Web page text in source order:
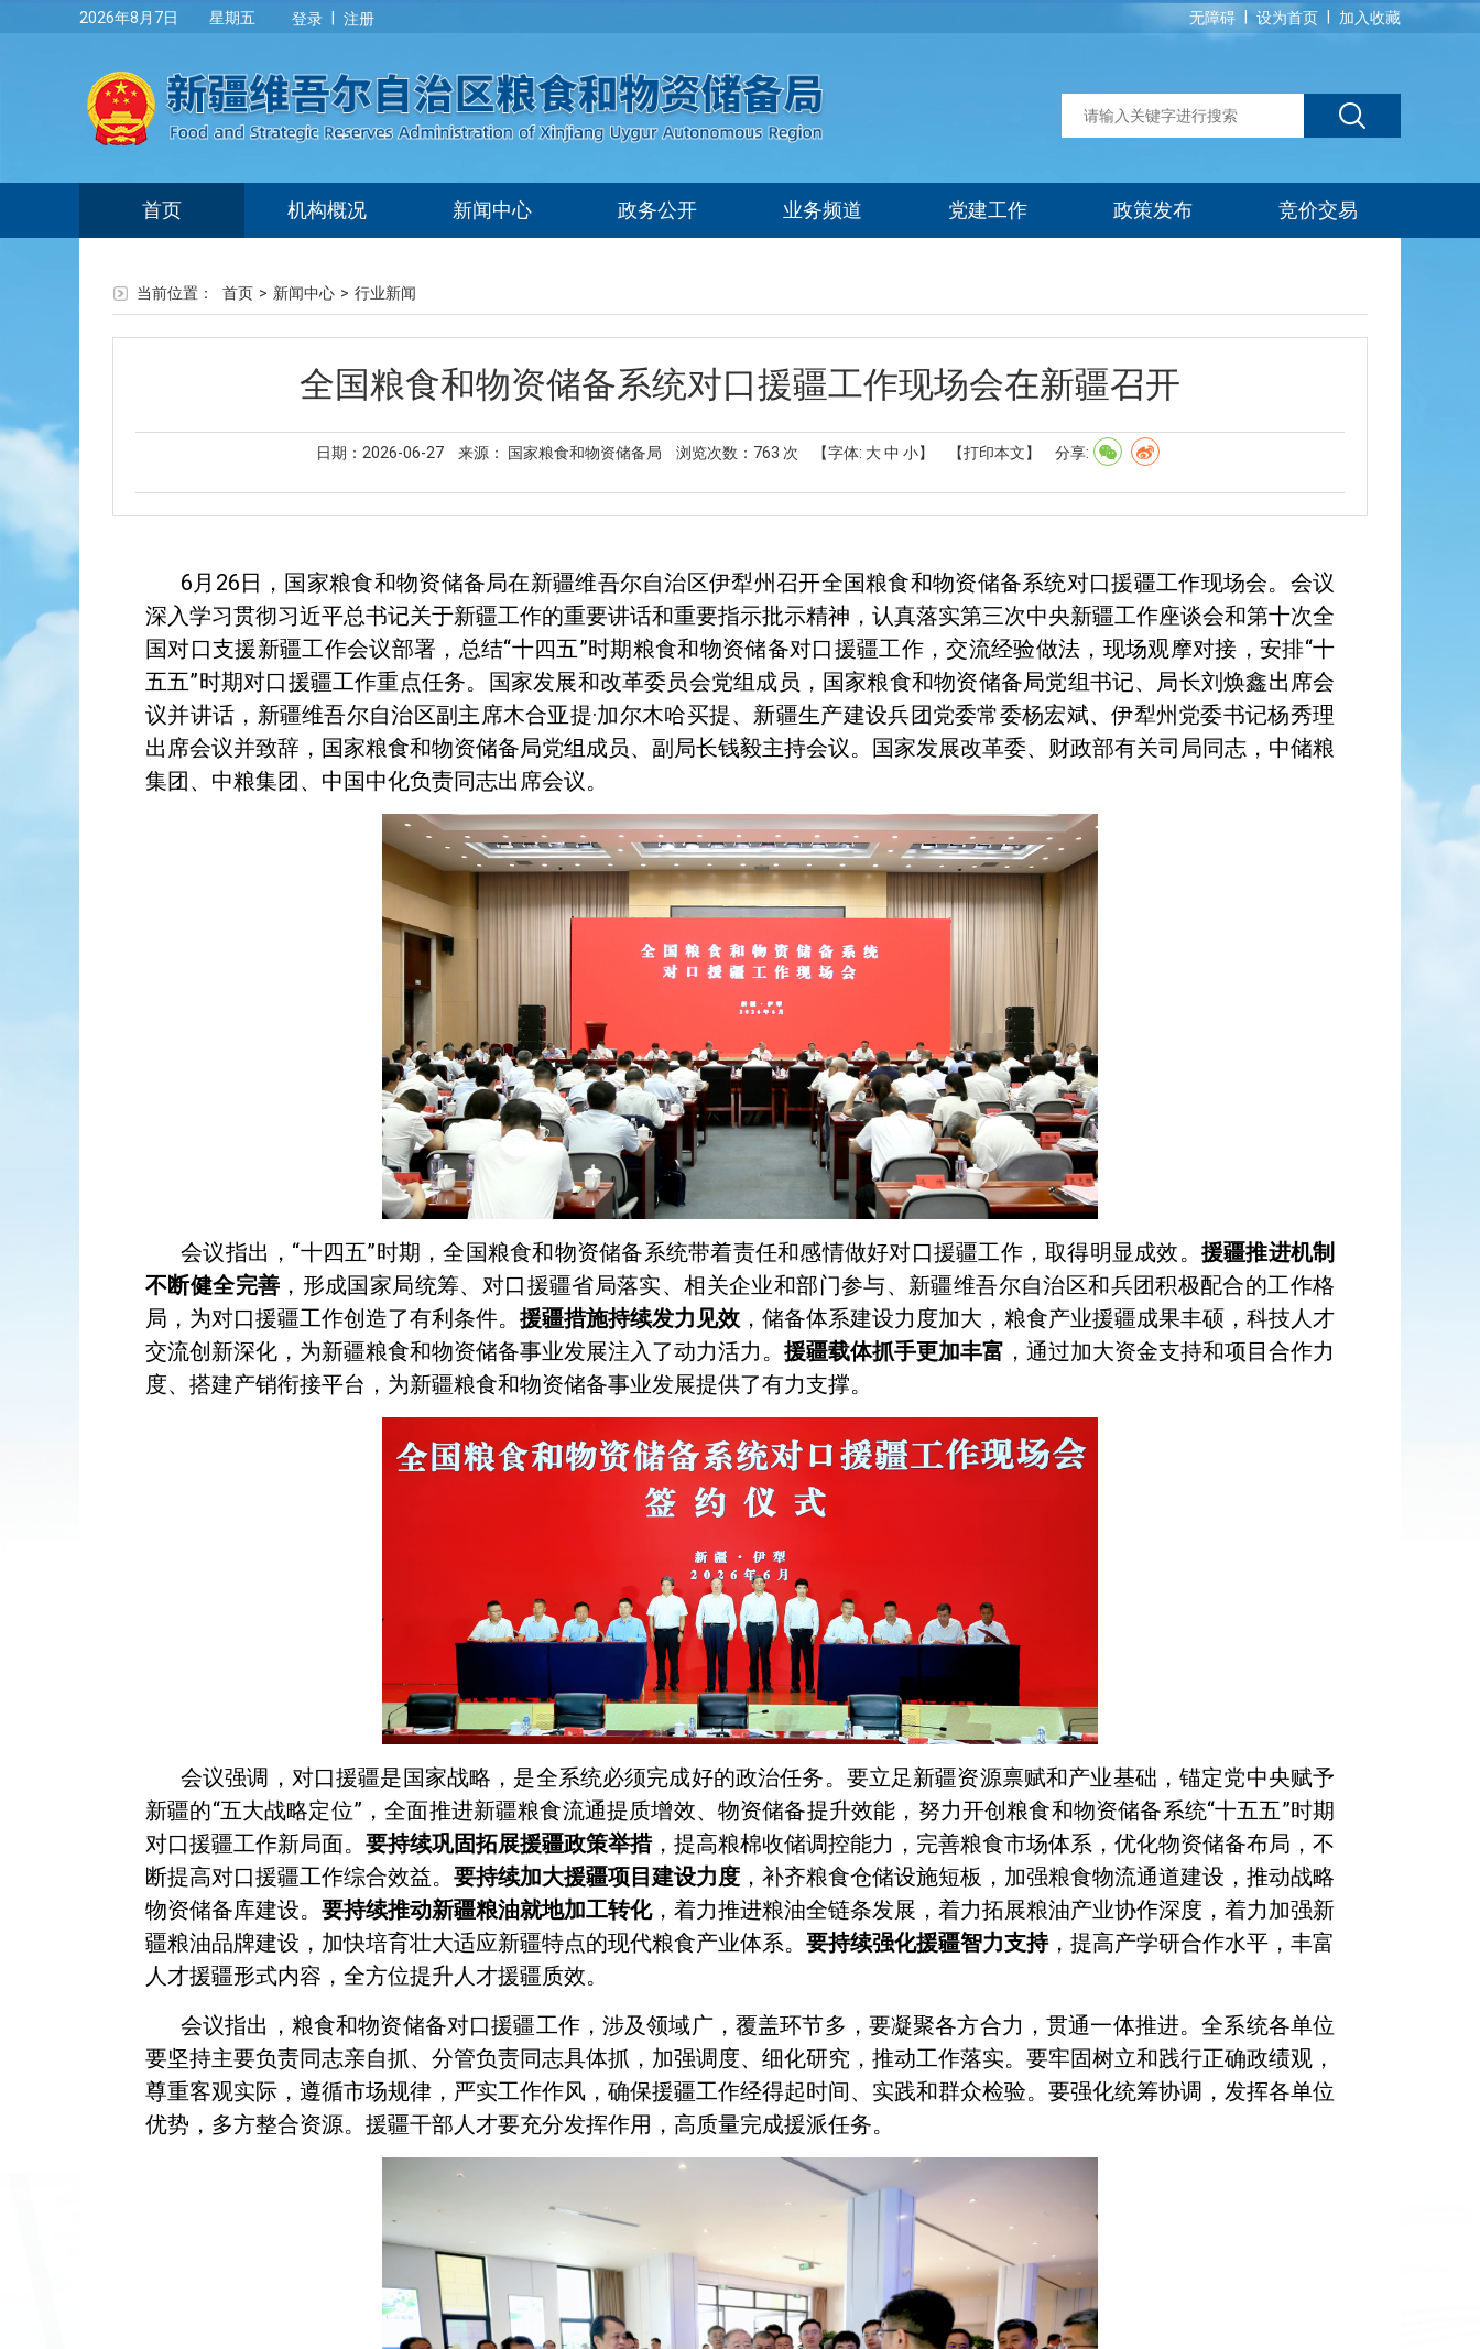
2026年8月7日 星期五 登录 注册 无障碍 设为首页 加入收藏
首页 机构概况 新闻中心 政务公开 业务频道 党建工作 政策发布 竞价交易
当前位置： 首页 > 新闻中心 > 行业新闻
全国粮食和物资储备系统对口援疆工作现场会在新疆召开
日期：2026-06-27 来源： 国家粮食和物资储备局 浏览次数： 763 次 【字体: 大中 小】 【打印本文】 分享:
6月26日，国家粮食和物资储备局在新疆维吾尔自治区伊犁州召开全国粮食和物资储备系统对口援疆工作现场会。会议
深入学习贯彻习近平总书记关于新疆工作的重要讲话和重要指示批示精神，认真落实第三次中央新疆工作座谈会和第十次全
国对口支援新疆工作会议部署，总结“十四五”时期粮食和物资储备对口援疆工作，交流经验做法，现场观摩对接，安排“十
五五”时期对口援疆工作重点任务。国家发展和改革委员会党组成员，国家粮食和物资储备局党组书记、局长刘焕鑫出席会
议并讲话，新疆维吾尔自治区副主席木合亚提·加尔木哈买提、新疆生产建设兵团党委常委杨宏斌、伊犁州党委书记杨秀理
出席会议并致辞，国家粮食和物资储备局党组成员、副局长钱毅主持会议。国家发展改革委、财政部有关司局同志，中储粮
集团、中粮集团、中国中化负责同志出席会议。
会议指出，“十四五”时期，全国粮食和物资储备系统带着责任和感情做好对口援疆工作，取得明显成效。 援疆推进机制
不断健全完善 ，形成国家局统筹、对口援疆省局落实、相关企业和部门参与、新疆维吾尔自治区和兵团积极配合的工作格
局，为对口援疆工作创造了有利条件。 援疆措施持续发力见效 ，储备体系建设力度加大，粮食产业援疆成果丰硕，科技人才
交流创新深化，为新疆粮食和物资储备事业发展注入了动力活力。 援疆载体抓手更加丰富 ，通过加大资金支持和项目合作力
度、搭建产销衔接平台，为新疆粮食和物资储备事业发展提供了有力支撑。
会议强调，对口援疆是国家战略，是全系统必须完成好的政治任务。要立足新疆资源禀赋和产业基础，锚定党中央赋予
新疆的“五大战略定位”，全面推进新疆粮食流通提质增效、物资储备提升效能，努力开创粮食和物资储备系统“十五五”时期
对口援疆工作新局面。 要持续巩固拓展援疆政策举措，提高粮棉收储调控能力，完善粮食市场体系，优化物资储备布局，不
断提高对口援疆工作综合效益。 要持续加大援疆项目建设力度 ，补齐粮食仓储设施短板，加强粮食物流通道建设，推动战略
物资储备库建设。 要持续推动新疆粮油就地加工转化，着力推进粮油全链条发展，着力拓展粮油产业协作深度，着力加强新
疆粮油品牌建设，加快培育壮大适应新疆特点的现代粮食产业体系。 要持续强化援疆智力支持，提高产学研合作水平，丰富
人才援疆形式内容，全方位提升人才援疆质效。
会议指出，粮食和物资储备对口援疆工作，涉及领域广，覆盖环节多，要凝聚各方合力，贯通一体推进。全系统各单位
要坚持主要负责同志亲自抓、分管负责同志具体抓，加强调度、细化研究，推动工作落实。要牢固树立和践行正确政绩观，
尊重客观实际，遵循市场规律，严实工作作风，确保援疆工作经得起时间、实践和群众检验。要强化统筹协调，发挥各单位
优势，多方整合资源。援疆干部人才要充分发挥作用，高质量完成援派任务。